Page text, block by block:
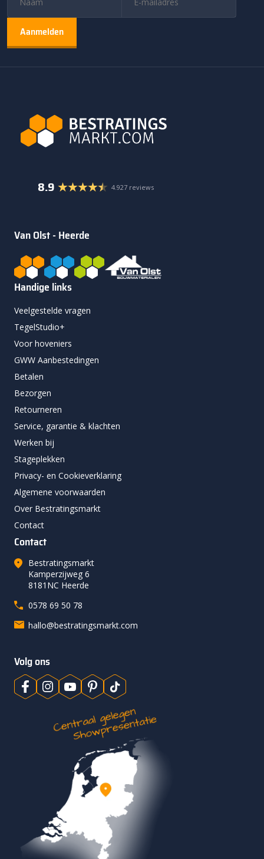
8.9 4.927 reviews
Van Olst - Heerde
Handige links
Veelgestelde vragen
TegelStudio+
Voor hoveniers
GWW Aanbestedingen
Betalen
Bezorgen
Retourneren
Service, garantie & klachten
Werken bij
Stageplekken
Privacy- en Cookieverklaring
Algemene voorwaarden
Over Bestratingsmarkt
Contact
Contact
Bestratingsmarkt
Kamperzijweg 6
8181NC Heerde
0578 69 50 78
hallo@bestratingsmarkt.com
Volg ons